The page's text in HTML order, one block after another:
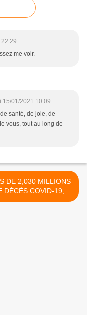
22:29
me voir.
15/01/2021 10:09
santé, de joie, de
vous, tout au long de
DE 2,030 MILLIONS
DÉCÈS COVID-19,
0,03% DE LA